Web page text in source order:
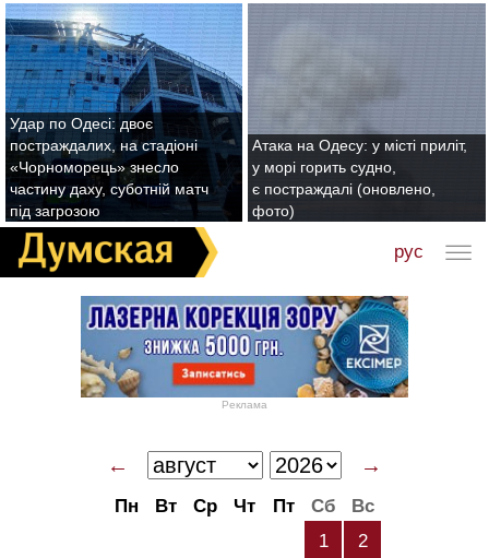
Удар по Одесі: двоє
постраждалих, на стадіоні
«Чорноморець» знесло
частину даху, суботній матч
під загрозою
Атака на Одесу: у місті приліт,
у морі горить судно,
є постраждалі (оновлено,
фото)
рус
Реклама
← →
Пн Вт Ср Чт Пт Сб
Вс
1
2